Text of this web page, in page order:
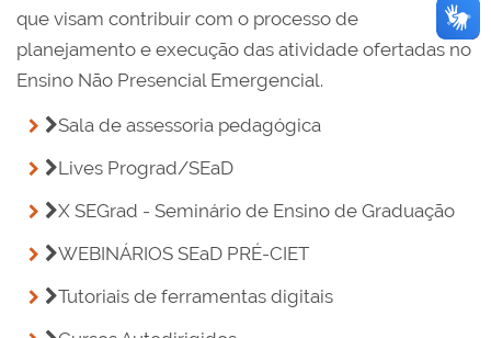
que visam contribuir com o processo de
planejamento e execução das atividade ofertadas no
Ensino Não Presencial Emergencial.
Sala de assessoria pedagógica
Lives Prograd/SEaD
X SEGrad - Seminário de Ensino de Graduação
WEBINÁRIOS SEaD PRÉ-CIET
Tutoriais de ferramentas digitais